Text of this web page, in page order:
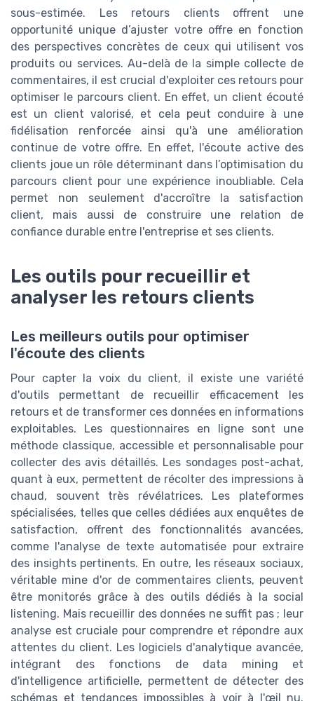
sous-estimée. Les retours clients offrent une
opportunité unique d’ajuster votre offre en fonction
des perspectives concrètes de ceux qui utilisent vos
produits ou services. Au-delà de la simple collecte de
commentaires, il est crucial d'exploiter ces retours pour
optimiser le parcours client. En effet, un client écouté
est un client valorisé, et cela peut conduire à une
fidélisation renforcée ainsi qu'à une amélioration
continue de votre offre. En effet, l'écoute active des
clients joue un rôle déterminant dans l’optimisation du
parcours client pour une expérience inoubliable. Cela
permet non seulement d'accroître la satisfaction
client, mais aussi de construire une relation de
confiance durable entre l'entreprise et ses clients.
Les outils pour recueillir et
analyser les retours clients
Les meilleurs outils pour optimiser
l'écoute des clients
Pour capter la voix du client, il existe une variété
d'outils permettant de recueillir efficacement les
retours et de transformer ces données en informations
exploitables. Les questionnaires en ligne sont une
méthode classique, accessible et personnalisable pour
collecter des avis détaillés. Les sondages post-achat,
quant à eux, permettent de récolter des impressions à
chaud, souvent très révélatrices. Les plateformes
spécialisées, telles que celles dédiées aux enquêtes de
satisfaction, offrent des fonctionnalités avancées,
comme l'analyse de texte automatisée pour extraire
des insights pertinents. En outre, les réseaux sociaux,
véritable mine d'or de commentaires clients, peuvent
être monitorés grâce à des outils dédiés à la social
listening. Mais recueillir des données ne suffit pas ; leur
analyse est cruciale pour comprendre et répondre aux
attentes du client. Les logiciels d'analytique avancée,
intégrant des fonctions de data mining et
d'intelligence artificielle, permettent de détecter des
schémas et tendances impossibles à voir à l'œil nu.